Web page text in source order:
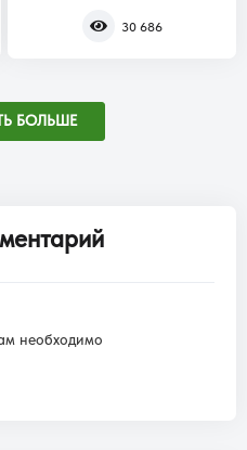
30 686
БОЛЬШЕ
необходимо